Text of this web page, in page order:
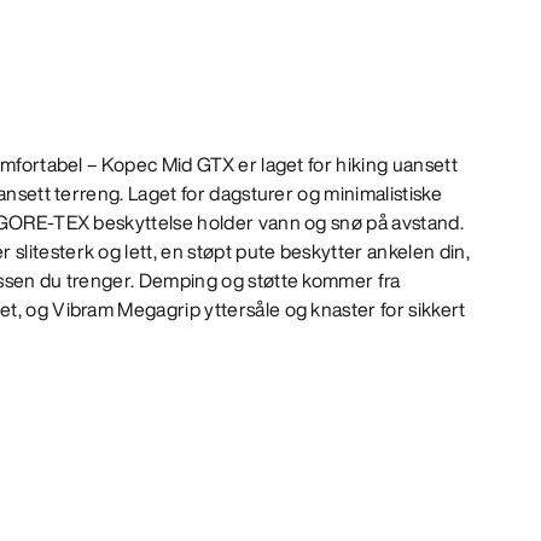
– Kopec Mid GTX er laget for hiking uansett
terreng. Laget for dagsturer og minimalistiske
TEX beskyttelse holder vann og snø på avstand.
slitesterk og lett, en støpt pute beskytter ankelen din,
du trenger. Demping og støtte kommer fra
og Vibram Megagrip yttersåle og knaster for sikkert